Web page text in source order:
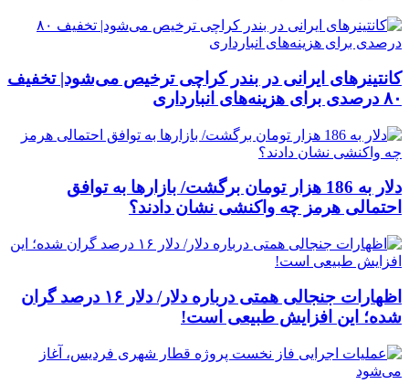
کانتینرهای ایرانی در بندر کراچی ترخیص می‌شود| تخفیف
۸۰ درصدی برای هزینه‌های انبارداری
دلار به 186 هزار تومان برگشت/ بازارها به توافق
احتمالی هرمز چه واکنشی نشان دادند؟
اظهارات جنجالی همتی درباره دلار/ دلار ۱۶ درصد گران
شده؛ این افزایش طبیعی است!